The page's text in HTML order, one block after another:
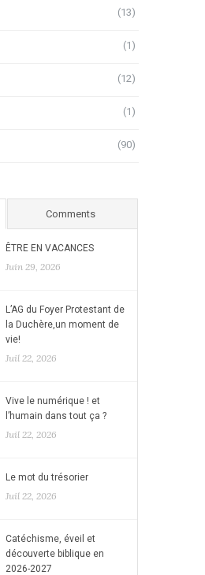
(13)
(1)
(12)
(1)
(90)
Comments
ÊTRE EN VACANCES
Juin 29, 2026
L’AG du Foyer Protestant de
la Duchère,un moment de
vie!
Juil 22, 2026
Vive le numérique ! et
l’humain dans tout ça ?
Juil 22, 2026
Le mot du trésorier
Juil 22, 2026
Catéchisme, éveil et
découverte biblique en
2026-2027